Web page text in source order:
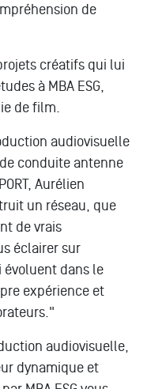
de
créatifs qui lui
à MBA ESG,
de film.
audiovisuelle
conduite antenne
Aurélien
un réseau, que
de vrais
éclairer sur
évoluent dans le
expérience et
audiovisuelle,
dynamique et